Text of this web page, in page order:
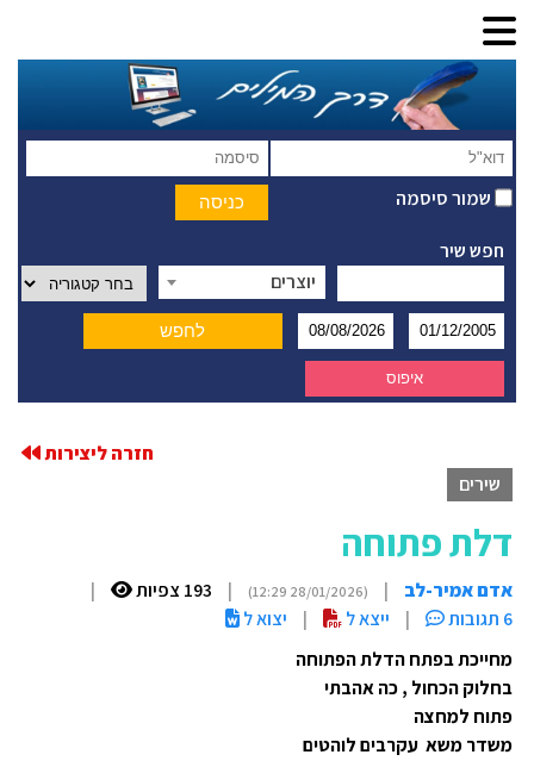
שמור סיסמה
חפש שיר
יוצרים
חזרה ליצירות
שירים
דלת פתוחה
אדם אמיר-לב |
(28/01/2026 12:29)
| 193 צפיות
|
6 תגובות
| ייצא ל |
יצוא ל
מחייכת בפתח הדלת הפתוחה
בחלוק הכחול , כה אהבתי
פתוח למחצה
משדר משא עקרבים לוהטים